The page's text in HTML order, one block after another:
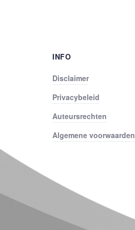
INFO
Disclaimer
Privacybeleid
Auteursrechten
Algemene voorwaarden